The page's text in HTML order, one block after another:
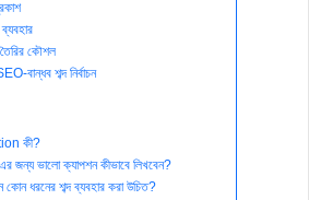
কৌশল
বান্ধব শব্দ নির্বাচন
কী?
ভালো ক্যাপশন কীভাবে লিখবেন?
ধরনের শব্দ ব্যবহার করা উচিত?